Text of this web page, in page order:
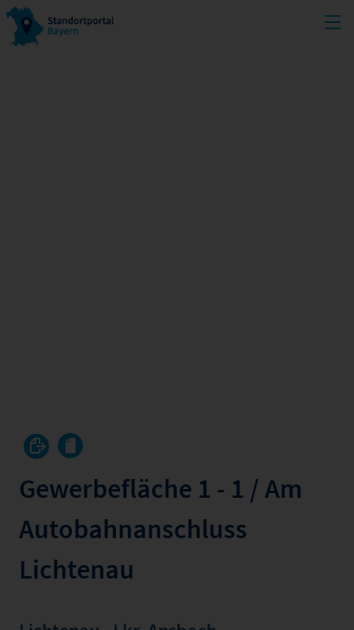
Gewerbefläche 1 - 1 / Am
Autobahnanschluss
Lichtenau